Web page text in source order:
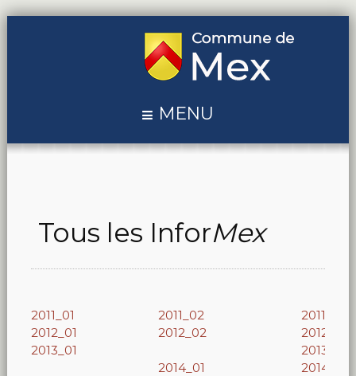
MENU
Tous les InforMex
2011_01 2011_02
2011_03
2012_01
2012_02
2012_03
2013_01
2013_02
2014_01
2014_02